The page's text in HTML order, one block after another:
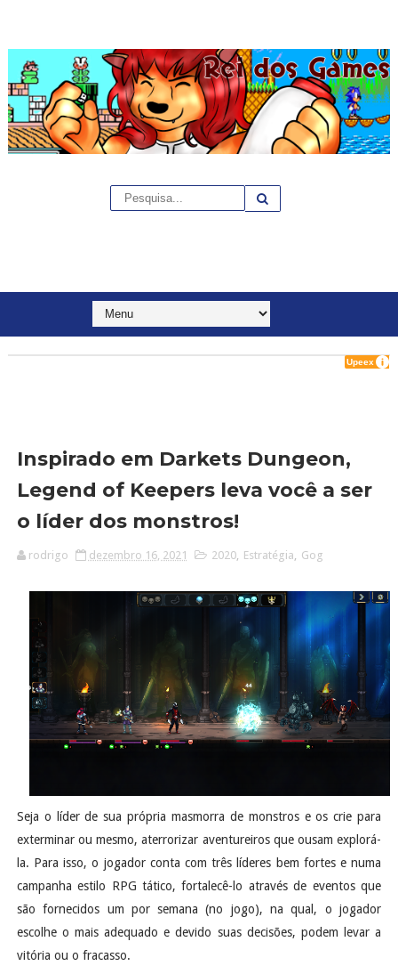
Inspirado em Darkets Dungeon,
Legend of Keepers leva você a ser
o líder dos monstros!
rodrigo dezembro 16, 2021 2020, Estratégia Gog
Seja o líder de sua própria masmorra de monstros e os crie para
exterminar ou mesmo, aterrorizar aventureiros que ousam explorá-
la. Para isso, o jogador conta com três líderes bem fortes e numa
campanha estilo RPG tático, fortalecê-lo através de eventos que
são fornecidos um por semana (no jogo), na qual, o jogador
escolhe o mais adequado e devido suas decisões, podem levar a
vitória ou o fracasso.